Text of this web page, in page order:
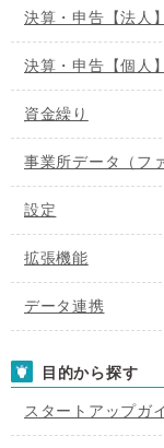
決算・申告【法人】
決算・申告【個人】
資金繰り
事業所データ（フ
設定
拡張機能
データ連携
目的から探す
スタートアップガ